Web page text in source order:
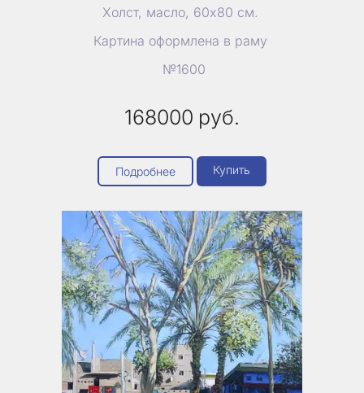
Холст, масло, 60х80 см.
Картина оформлена в раму
№1600
168000 руб.
Подробнее Купить